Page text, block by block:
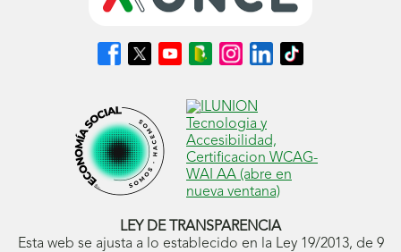
Síguenos
en
abrirá
en
ventana
nueva)
Síguenos
en
abrirá
en
ventana
nueva)
Síguenos
en
abrirá
en
ventana
nueva)
Síguenos
en
Blog
ONCE
(se
abrirá
en
ventana
nueva)
Síguenos
en
(se
abrirá
en
ventana
nueva)
Síguenos
en
(se
abrirá
en
ventana
nueva)
Síguenos
en
ventana
nueva)
LEY DE TRANSPARENCIA
Esta web se ajusta a lo establecido en la Ley 19/2013, de 9